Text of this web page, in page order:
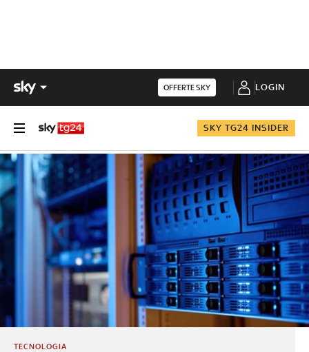
OFFERTE SKY LOGIN
SKY TG24 INSIDER
TECNOLOGIA